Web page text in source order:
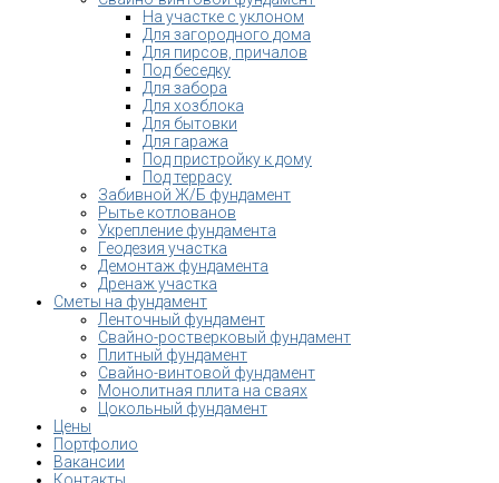
На участке с уклоном
Для загородного дома
Для пирсов, причалов
Под беседку
Для забора
Для хозблока
Для бытовки
Для гаража
Под пристройку к дому
Под террасу
Забивной Ж/Б фундамент
Рытье котлованов
Укрепление фундамента
Геодезия участка
Демонтаж фундамента
Дренаж участка
Сметы на фундамент
Ленточный фундамент
Свайно-ростверковый фундамент
Плитный фундамент
Свайно-винтовой фундамент
Монолитная плита на сваях
Цокольный фундамент
Цены
Портфолио
Вакансии